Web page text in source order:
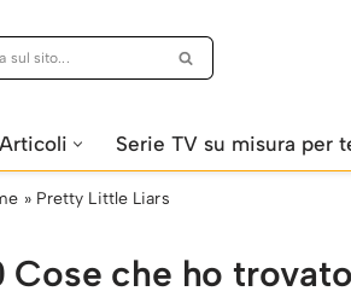
Articoli Serie TV su misura per
» Pretty Little Liars
Cose che ho